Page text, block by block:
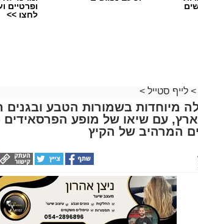
אוגוסט מתקבצים המונים כדי לצפות
"מטר המטאורים" (פרסאידים) בה נצפים